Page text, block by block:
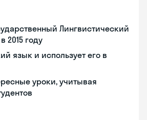
Лингвистический
2015 году
язык и использует его в
уроки, учитывая